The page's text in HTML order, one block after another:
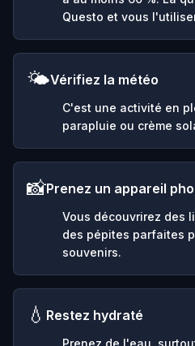
Questo et vous
🌤️Vérifiez la météo
C'est une activité en
parapluie ou crème
📸Prenez un appareil
Vous découvrirez des
des pépites parfaites
souvenirs.
💧 Restez hydraté
Prenez de l'eau,